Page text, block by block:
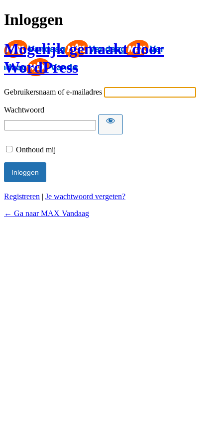
Inloggen
Mogelijk gemaakt door
WordPress
Gebruikersnaam of e-mailadres
Wachtwoord
Onthoud mij
Registreren | Je wachtwoord vergeten?
← Ga naar MAX Vandaag